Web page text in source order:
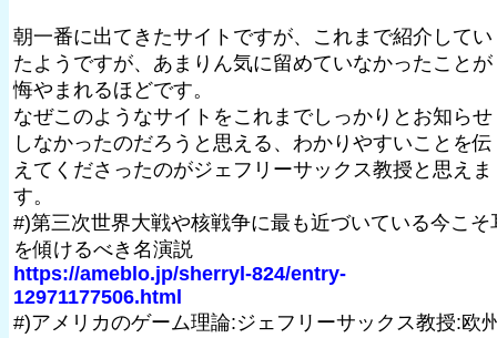
朝一番に出てきたサイトですが、これまで紹介してい
たようですが、あまりん気に留めていなかったことが
悔やまれるほどです。
なぜこのようなサイトをこれまでしっかりとお知らせ
しなかったのだろうと思える、わかりやすいことを伝
えてくださったのがジェフリーサックス教授と思えま
す。
#)第三次世界大戦や核戦争に最も近づいている今こそ
を傾けるべき名演説
https://ameblo.jp/sherryl-824/entry-
12971177506.html
#)アメリカのゲーム理論:ジェフリーサックス教授:欧